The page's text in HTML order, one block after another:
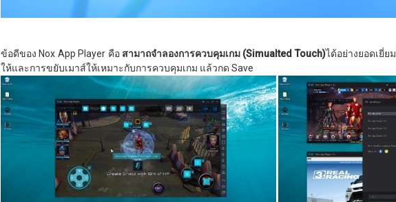
ข้อดีของ Nox App Player คือ สามาถจำลองการควบคุมเกม (Simualted Touch)ได้อย่างยอดเยี่ย
ให้และการขยับเมาส์ให้เหมาะกับการควบคุมเกม แล้วกด Save